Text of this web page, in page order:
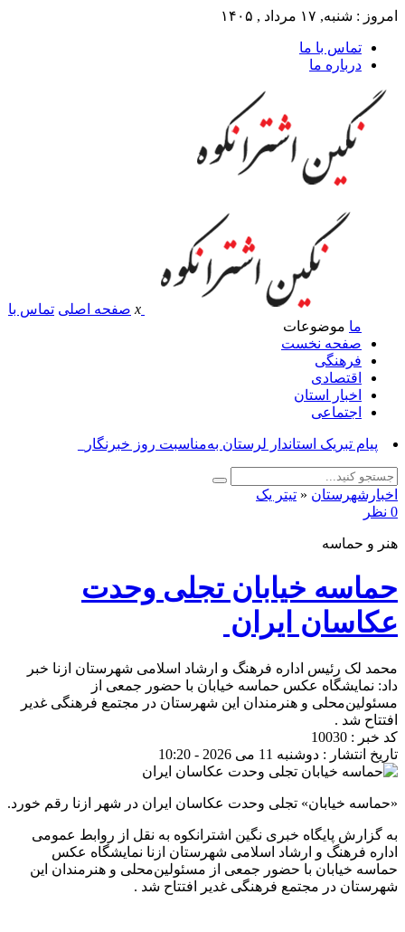
امروز : شنبه, ۱۷ مرداد , ۱۴۰۵
تماس با ما
درباره ما
x صفحه اصلی تماس با
ما موضوعات
صفحه نخست
فرهنگی
اقتصادی
اخبار استان
اجتماعی
پیام _
اخبارشهرستان « تیتر یک
0 نظر
هنر و حماسه
حماسه خیابان تجلی وحدت
عکاسان ایران
محمد لک رئیس اداره فرهنگ و ارشاد اسلامی شهرستان ازنا خبر
داد: نمایشگاه عکس حماسه خیابان با حضور جمعی از
مسئولین‌محلی و هنرمندان این شهرستان در مجتمع فرهنگی غدیر
افتتاح شد .
کد خبر : 10030
تاریخ انتشار : دوشنبه 11 می 2026 - 10:20
«حماسه خیابان» تجلی وحدت عکاسان ایران در شهر ازنا رقم خورد.
به گزارش پایگاه خبری نگین اشترانکوه به نقل از روابط عمومی
اداره فرهنگ و ارشاد اسلامی شهرستان ازنا نمایشگاه عکس
حماسه خیابان با حضور جمعی از مسئولین‌محلی و هنرمندان این
شهرستان در مجتمع فرهنگی غدیر افتتاح شد .